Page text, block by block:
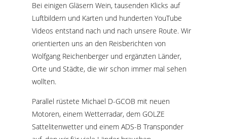
Bei einigen Gläsern Wein, tausenden Klicks auf
Luftbildern und Karten und hunderten YouTube
Videos entstand nach und nach unsere Route. Wir
orientierten uns an den Reisberichten von
Wolfgang Reichenberger und ergänzten Länder,
Orte und Städte, die wir schon immer mal sehen
wollten.
Parallel rüstete Michael D-GCOB mit neuen
Motoren, einem Wetterradar, dem GOLZE
Sattelitenwetter und einem ADS-B Transponder